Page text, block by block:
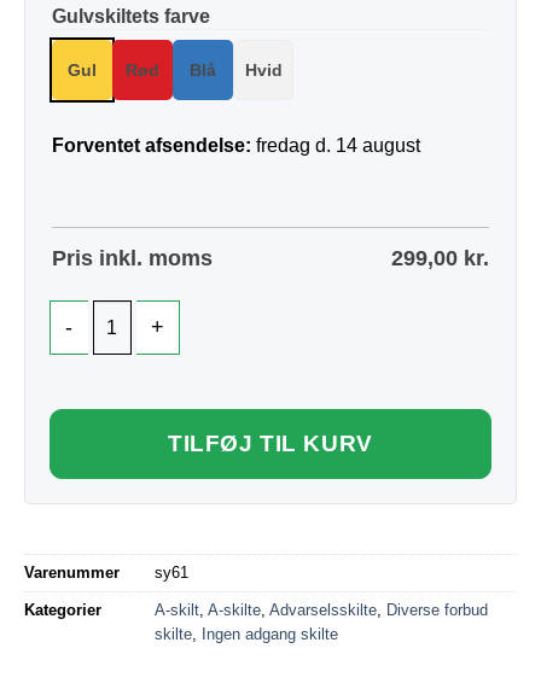
Gulvskiltets farve
Gul Rød Blå Hvid
Forventet afsendelse: fredag d. 14 august
Pris inkl. moms 299,00 kr.
TILFØJ TIL KURV
Varenummer sy61
Kategorier A-skilt, A-skilte, Advarselsskilte, Diverse forbud
skilte, Ingen adgang skilte